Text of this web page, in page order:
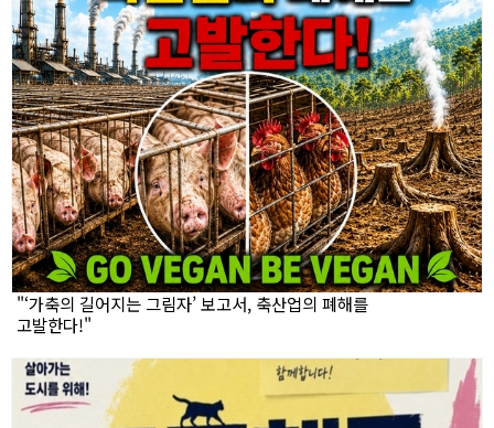
"‘가축의 길어지는 그림자’ 보고서, 축산업의 폐해를
고발한다!"